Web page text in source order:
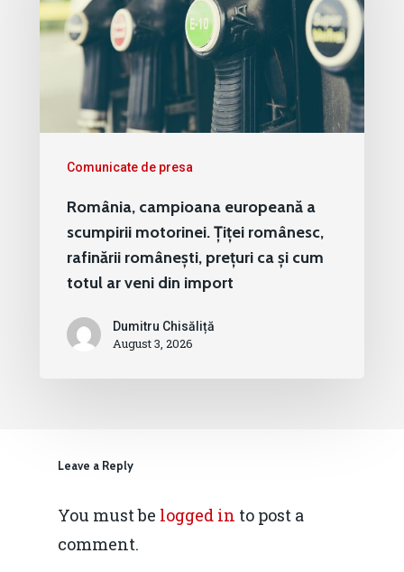
Comunicate de presa
România, campioana europeană a
scumpirii motorinei. Țiței românesc,
rafinării românești, prețuri ca și cum
totul ar veni din import
Dumitru Chisăliță
August 3, 2026
Leave a Reply
You must be logged in to post a
comment.